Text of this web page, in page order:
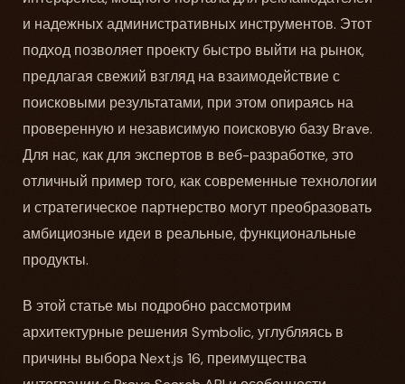
и надежных административных инструментов. Этот
подход позволяет проекту быстро выйти на рынок,
предлагая свежий взгляд на взаимодействие с
поисковыми результатами, при этом опираясь на
проверенную и независимую поисковую базу Brave.
Для нас, как для экспертов в веб-разработке, это
отличный пример того, как современные технологии
и стратегическое партнерство могут преобразовать
амбициозные идеи в реальные, функциональные
продукты.
В этой статье мы подробно рассмотрим
архитектурные решения Symbolic, углубляясь в
причины выбора Next.js 16, преимущества